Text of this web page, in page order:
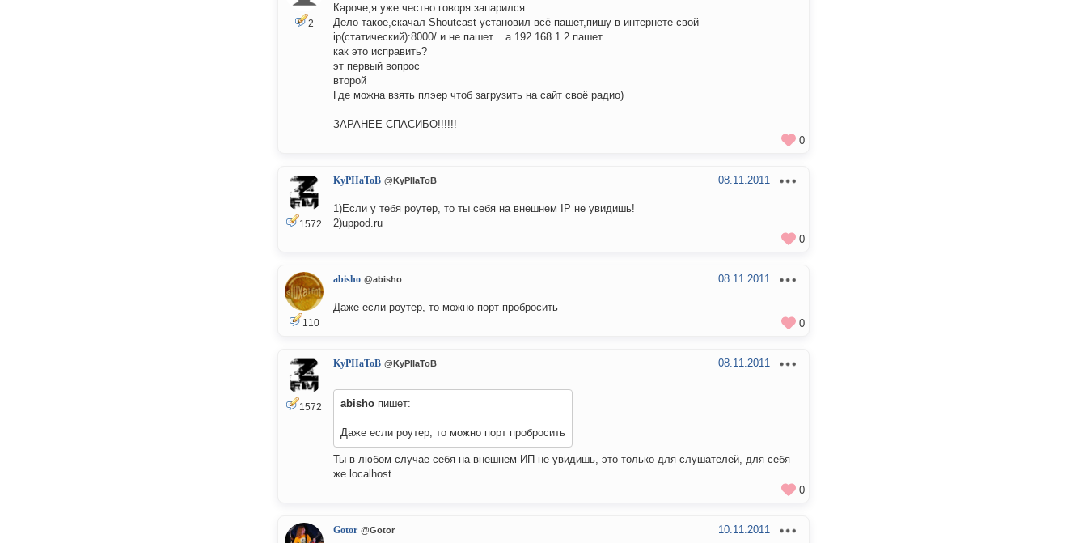
2
Кароче,я уже честно говоря запарился...
Дело такое,скачал Shoutcast установил всё пашет,пишу в интернете свой
ip(статический):8000/ и не пашет....а 192.168.1.2 пашет...
как это исправить?
эт первый вопрос
второй
Где можна взять плэер чтоб загрузить на сайт своё радио)
ЗАРАНЕЕ СПАСИБО!!!!!!
0
1572
KyPIIaToB @KyPIIaToB 08.11.2011
1)Если у тебя роутер, то ты себя на внешнем IP не увидишь!
2)uppod.ru
0
110
abisho @abisho 08.11.2011
Даже если роутер, то можно порт пробросить
0
1572
KyPIIaToB @KyPIIaToB 08.11.2011
abisho пишет:
Даже если роутер, то можно порт пробросить
Ты в любом случае себя на внешнем ИП не увидишь, это только для слушателей, для себя
же localhost
0
Gotor @Gotor 10.11.2011